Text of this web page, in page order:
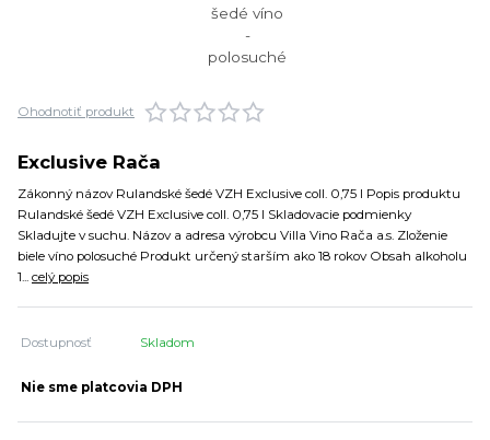
Ohodnotiť produkt
Exclusive Rača
Zákonný názov Rulandské šedé VZH Exclusive coll. 0,75 l Popis produktu
Rulandské šedé VZH Exclusive coll. 0,75 l Skladovacie podmienky
Skladujte v suchu. Názov a adresa výrobcu Villa Vino Rača a.s. Zloženie
biele víno polosuché Produkt určený starším ako 18 rokov Obsah alkoholu
1... celý popis
Dostupnosť Skladom
Nie sme platcovia DPH